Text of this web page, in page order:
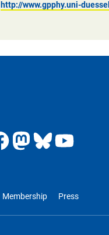
http://www.gpphy.uni-
Membership Press